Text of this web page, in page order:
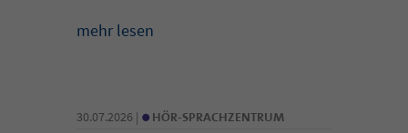
mehr lesen
30.07.2026 | • HÖR-SPRACHZENTRUM